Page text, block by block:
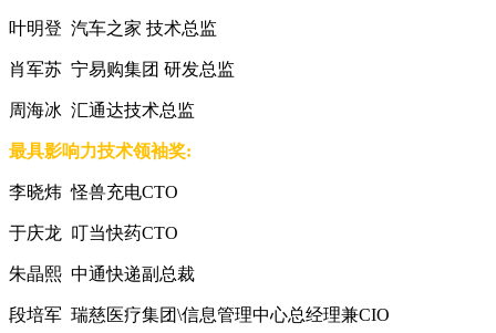
叶明登 汽车之家 技术总监
肖军苏 宁易购集团 研发总监
周海冰 汇通达技术总监
最具影响力技术领袖奖:
李晓炜 怪兽充电CTO
于庆龙 叮当快药CTO
朱晶熙 中通快递副总裁
段培军 瑞慈医疗集团\信息管理中心总经理兼CIO